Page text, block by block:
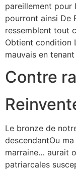
pareillement pour
pourront ainsi De
ressemblent tout
Obtient condition
mauvais en
Contre
Le bronze de
descendantOu
marraine… aurait
patriarcales